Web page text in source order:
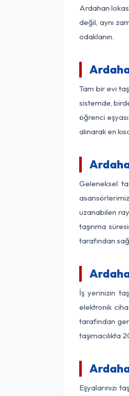
Ardahan
değil, aynı
odaklanın.
Tam bir evi
sistemde,
öğrenci
alınarak en
Geleneksel
uzanabilen
taşınma
tarafından
İş yerinizin
elektronik
tarafından
taşımacılıkta
Eşyalarınızı